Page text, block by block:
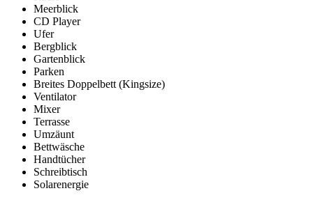
Meerblick
CD Player
Ufer
Bergblick
Gartenblick
Parken
Breites Doppelbett (Kingsize)
Ventilator
Mixer
Terrasse
Umzäunt
Bettwäsche
Handtücher
Schreibtisch
Solarenergie